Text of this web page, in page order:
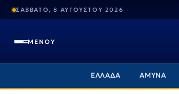
ΣΑΒΒΑΤΟ, 8 ΑΥΓΟΥΣΤΟΥ 2026
ΜΕΝΟΥ
ΕΛΛΑΔΑ ΑΜΥΝΑ